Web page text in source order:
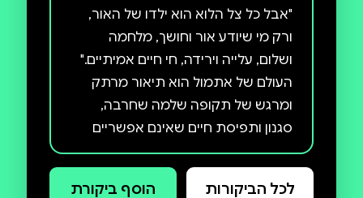
"אבל כל צל הלוא הוא ילדו של האור,
ורק מי שיודע אור וחושך, מלחמה
ושלום, עלייה וירידה, חי חיים אמיתיים."
העולם של אתמול הוא תיאור מרתק
ומרגש של תקופה שלמה שחרבה,
סגנון ותפיסת חיים שאינם אפשריים
עוד. בסגנונו הצח ובהיר המחשבה
משחזר צוויג את חיי התרבות של
לכל הביקורות הוסף ביקורת